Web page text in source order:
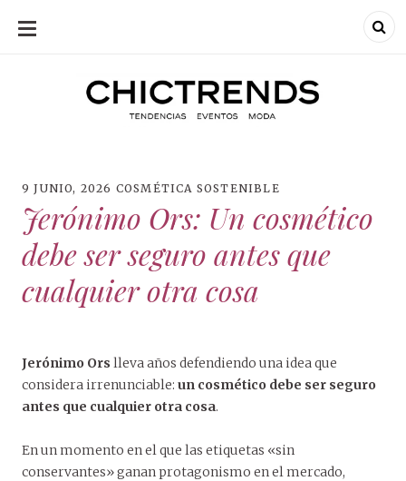
SKIP
fotografía
Chic Trends
9 JUNIO, 2026 COSMÉTICA SOSTENIBLE
Jerónimo Ors: Un cosmético
debe ser seguro antes que
cualquier otra cosa
Jerónimo Ors lleva años defendiendo una idea que
considera irrenunciable: un cosmético debe ser seguro
antes que cualquier otra cosa.
En un momento en el que las etiquetas «sin
conservantes» ganan protagonismo en el mercado,